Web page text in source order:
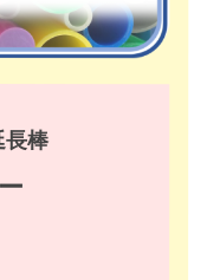
長棒